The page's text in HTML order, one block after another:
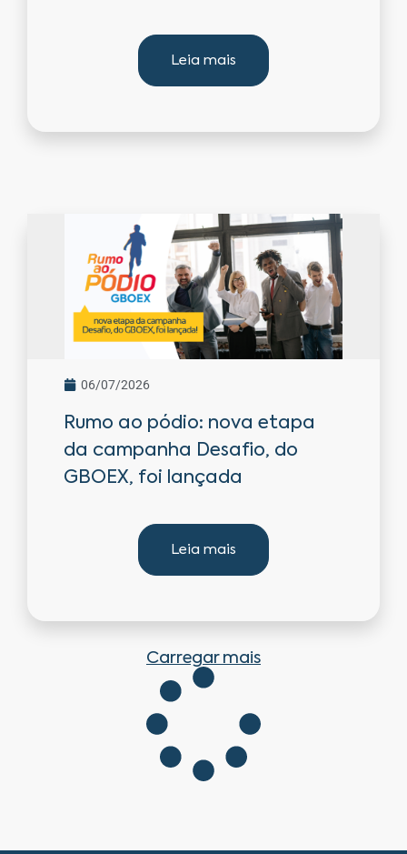
Leia mais
06/07/2026
Rumo ao pódio: nova etapa
da campanha Desafio, do
GBOEX, foi lançada
Leia mais
Carregar mais